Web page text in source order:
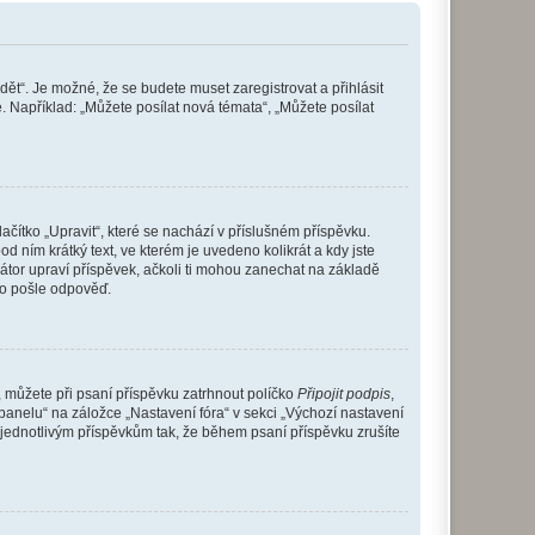
Je možné, že se budete muset zaregistrovat a přihlásit
„Můžete posílat nová témata“, „Můžete posílat
„Upravit“, které se nachází v příslušném příspěvku.
ním krátký text, ve kterém je uvedeno kolikrát a kdy jste
upraví příspěvek, ačkoli ti mohou zanechat na základě
pošle odpověď.
můžete při psaní příspěvku zatrhnout políčko Připojit podpis
na záložce „Nastavení fóra“ v sekci „Výchozí nastavení
příspěvkům tak, že během psaní příspěvku zrušíte